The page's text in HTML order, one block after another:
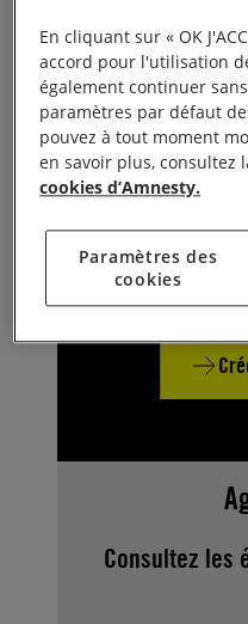
Pas de
Consultez les
En cliquant sur « OK
accord pour l'utilisation
également continuer
paramètres par défaut
pouvez à tout moment
en savoir plus, consultez
cookies d’Amnesty.
Paramètres des
cookies